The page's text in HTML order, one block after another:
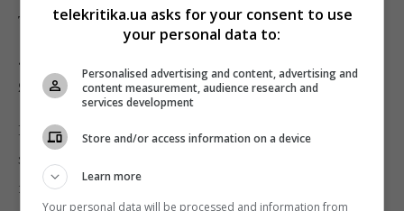
тоже греческие корни.
«Музыка – это основной из моих
языков»
Вторая часть – это фотография, на которой
запечатлен знак. Его я установил в поселке Шелек,
где умер прадед, это в 120 километрах от Алматы.
telekritika.ua asks for your consent to use
your personal data to:
Personalised advertising and content, advertising and
content measurement, audience research and
services development
Store and/or access information on a device
Learn more
Your personal data will be processed and information from